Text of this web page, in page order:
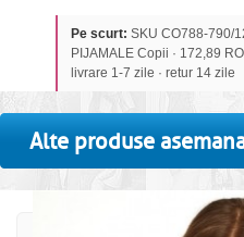
Pe scurt: SKU CO788-790/
PIJAMALE Copii · 172,89
livrare 1-7 zile · retur 14 zile
Alte produse